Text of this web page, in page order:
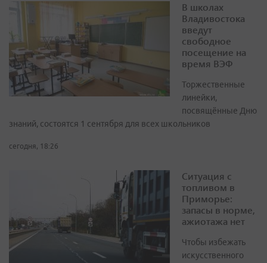
В школах
Владивостока
введут
свободное
посещение на
время ВЭФ
Торжественные
линейки,
посвящённые Дню
знаний, состоятся 1 сентября для всех школьников
сегодня, 18:26
Ситуация с
топливом в
Приморье:
запасы в норме,
ажиотажа нет
Чтобы избежать
искусственного